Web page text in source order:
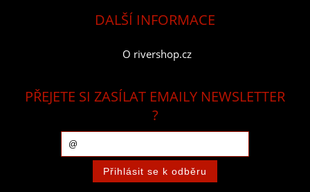
DALŠÍ INFORMACE
O rivershop.cz
PŘEJETE SI ZASÍLAT EMAILY NEWSLETTER
?